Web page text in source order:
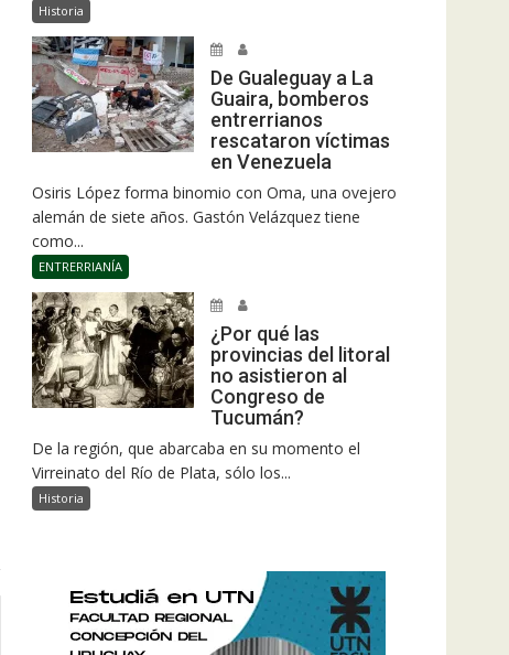
Historia
De Gualeguay a La
Guaira, bomberos
entrerrianos
rescataron víctimas
en Venezuela
Osiris López forma binomio con Oma, una ovejero
alemán de siete años. Gastón Velázquez tiene
como...
ENTRERRIANÍA
¿Por qué las
provincias del litoral
no asistieron al
Congreso de
Tucumán?
De la región, que abarcaba en su momento el
Virreinato del Río de Plata, sólo los...
Historia